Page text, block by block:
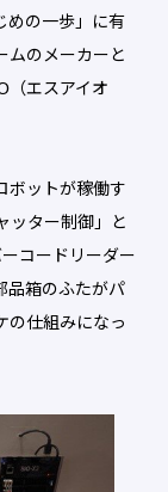
めの一歩」に有
ムのメーカーと
（エスアイオ
ボットが稼働す
ッター制御」と
コードリーダー
品箱のふたがパ
の仕組みになっ